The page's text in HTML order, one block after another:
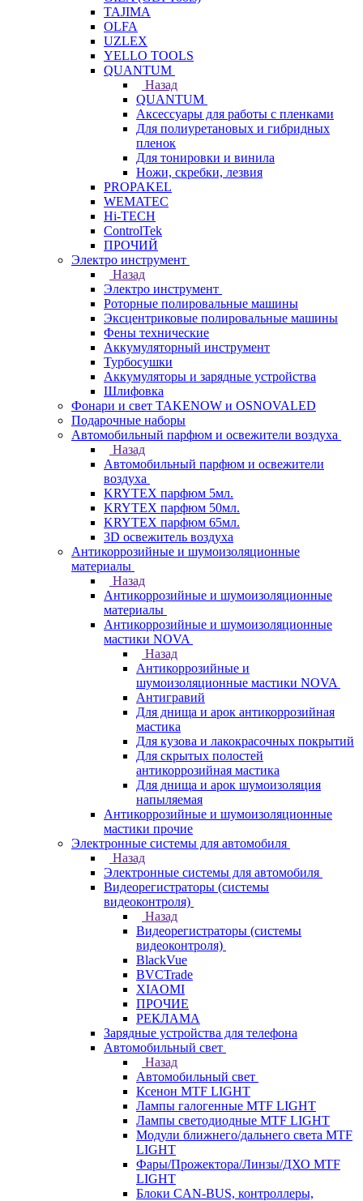
TAJIMA
OLFA
UZLEX
YELLO TOOLS
QUANTUM
Назад
QUANTUM
Аксессуары для работы с пленками
Для полиуретановых и гибридных
пленок
Для тонировки и винила
Ножи, скребки, лезвия
PROPAKEL
WEMATEC
Hi-TECH
ControlTek
ПРОЧИЙ
Электро инструмент
Назад
Электро инструмент
Роторные полировальные машины
Эксцентриковые полировальные машины
Фены технические
Аккумуляторный инструмент
Турбосушки
Аккумуляторы и зарядные устройства
Шлифовка
Фонари и свет TAKENOW и OSNOVALED
Подарочные наборы
Автомобильный парфюм и освежители воздуха
Назад
Автомобильный парфюм и освежители
воздуха
KRYTEX парфюм 5мл.
KRYTEX парфюм 50мл.
KRYTEX парфюм 65мл.
3D освежитель воздуха
Антикоррозийные и шумоизоляционные
материалы
Назад
Антикоррозийные и шумоизоляционные
материалы
Антикоррозийные и шумоизоляционные
мастики NOVA
Назад
Антикоррозийные и
шумоизоляционные мастики NOVA
Антигравий
Для днища и арок антикоррозийная
мастика
Для кузова и лакокрасочных покрытий
Для скрытых полостей
антикоррозийная мастика
Для днища и арок шумоизоляция
напыляемая
Антикоррозийные и шумоизоляционные
мастики прочие
Электронные системы для автомобиля
Назад
Электронные системы для автомобиля
Видеорегистраторы (системы
видеоконтроля)
Назад
Видеорегистраторы (системы
видеоконтроля)
BlackVue
BVCTrade
XIAOMI
ПРОЧИЕ
РЕКЛАМА
Зарядные устройства для телефона
Автомобильный свет
Назад
Автомобильный свет
Ксенон MTF LIGHT
Лампы галогенные MTF LIGHT
Лампы светодиодные MTF LIGHT
Модули ближнего/дальнего света MTF
LIGHT
Фары/Прожектора/Линзы/ДХО MTF
LIGHT
Блоки CAN-BUS, контроллеры,